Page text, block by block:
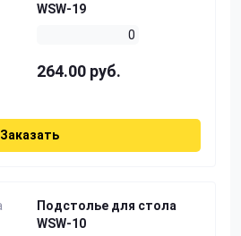
WSW-19
0
264.00 руб.
Заказать
Подстолье для стола
WSW-10